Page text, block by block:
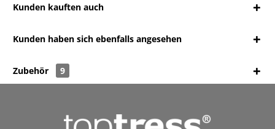
Kunden kauften auch
Kunden haben sich ebenfalls angesehen
Zubehör 9